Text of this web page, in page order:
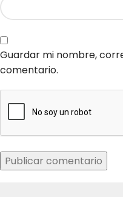
Guardar mi nombre,
comentario.